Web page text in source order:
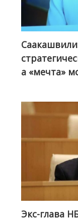
а «мечта»
Экс-глава